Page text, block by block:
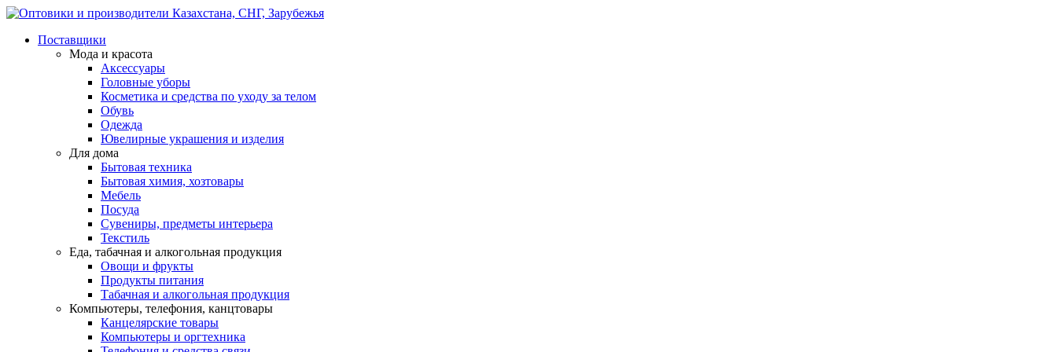
Поставщики
Мода и красота
Аксессуары
Головные уборы
Косметика и средства по уходу за телом
Обувь
Одежда
Ювелирные украшения и изделия
Для дома
Бытовая техника
Бытовая химия, хозтовары
Мебель
Посуда
Сувениры, предметы интерьера
Текстиль
Еда, табачная и алкогольная продукция
Овощи и фрукты
Продукты питания
Табачная и алкогольная продукция
Компьютеры, телефония, канцтовары
Канцелярские товары
Компьютеры и оргтехника